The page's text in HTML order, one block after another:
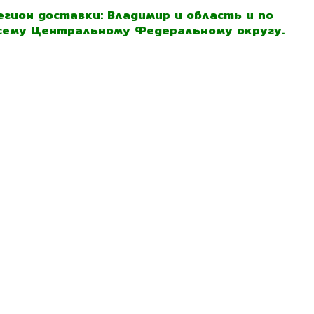
доставки: Владимир и область и по
Центральному Федеральному округу.